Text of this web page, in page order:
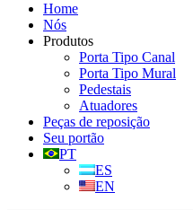
Home
Nós
Produtos
Porta Tipo Canal
Porta Tipo Mural
Pedestais
Atuadores
Peças de reposição
Seu portão
PT
ES
EN